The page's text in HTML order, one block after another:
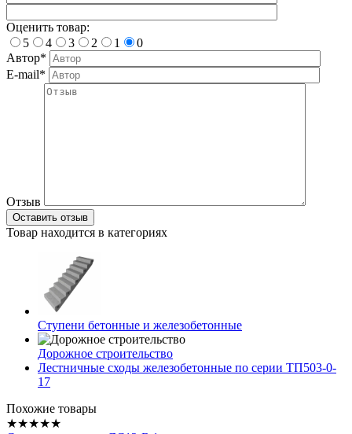
Оценить товар:
5
4 3 2 1
0
Автор*
E-mail*
Отзыв
Товар находится в категориях
Ступени бетонные и железобетонные
Дорожное строительство
Лестничные сходы железобетонные по серии ТП503-0-
17
Похожие товары
★★★★★